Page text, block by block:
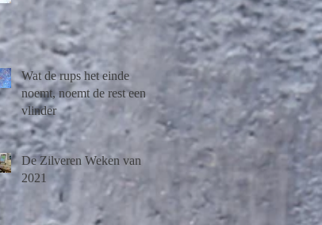
Wat de rups het einde
noemt, noemt de rest een
vlinder
De Zilveren Weken van
2021